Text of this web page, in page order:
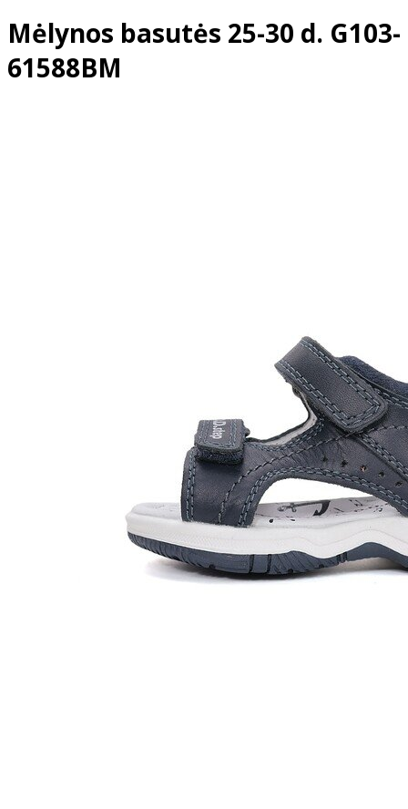
Mėlynos basutės 25-30 d. G103-
61588BM